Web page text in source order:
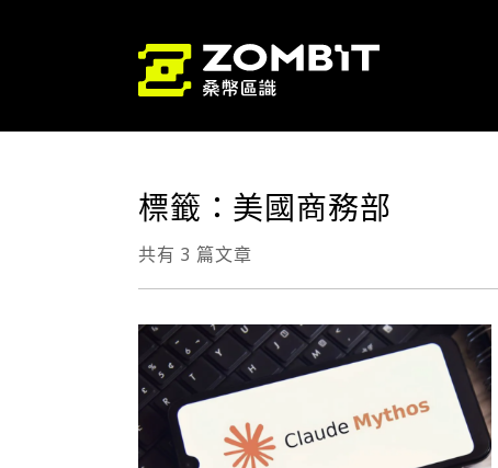
標籤：美國商務部
共有 3 篇文章